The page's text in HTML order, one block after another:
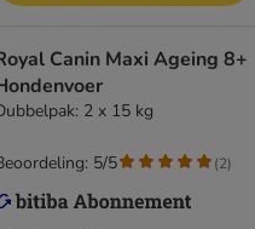
Canin Maxi Ageing 8+
2 x 15 kg
5/5 (2)